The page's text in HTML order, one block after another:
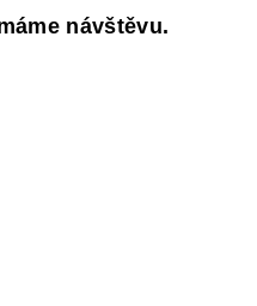
návštěvu.